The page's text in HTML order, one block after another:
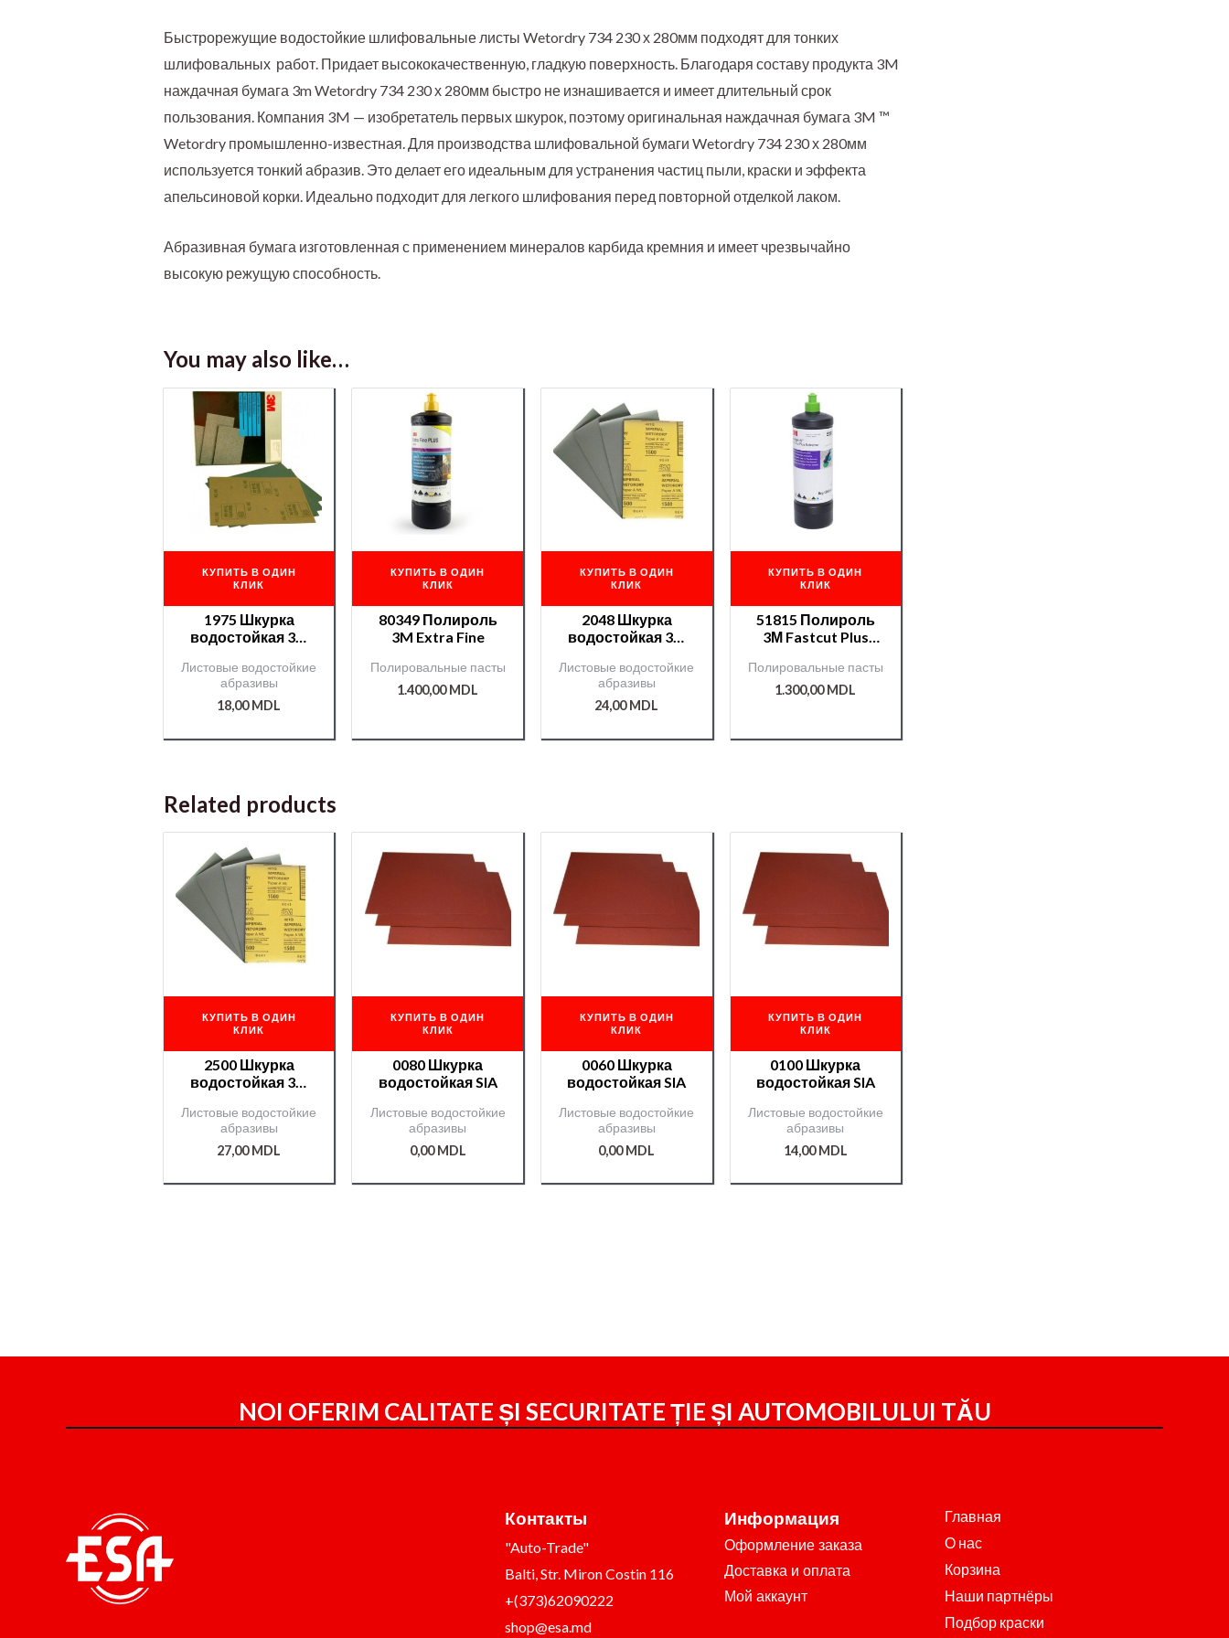
Быстрорежущие водостойкие шлифовальные листы Wetordry 734 230 х 280мм подходят для тонких
шлифовальных работ. Придает высококачественную, гладкую поверхность. Благодаря составу продукта 3M
наждачная бумага 3m Wetordry 734 230 х 280мм быстро не изнашивается и имеет длительный срок
пользования. Компания 3M — изобретатель первых шкурок, поэтому оригинальная наждачная бумага 3M ™
Wetordry промышленно-известная. Для производства шлифовальной бумаги Wetordry 734 230 х 280мм
используется тонкий абразив. Это делает его идеальным для устранения частиц пыли, краски и эффекта
апельсиновой корки. Идеально подходит для легкого шлифования перед повторной отделкой лаком.
Абразивная бумага изготовленная с применением минералов карбида кремния и имеет чрезвычайно
высокую режущую способность.
You may also like…
КУПИТЬ В ОДИН
КЛИК
1975 Шкурка
водостойкая 3М
Листовые водостойкие
абразивы
18,00MDL
КУПИТЬ В ОДИН
КЛИК
80349 Полироль
3M Extra Fine
Полировальные пасты
1.400,00MDL
КУПИТЬ В ОДИН
КЛИК
2048 Шкурка
водостойкая 3М
Листовые водостойкие
абразивы
24,00MDL
КУПИТЬ В ОДИН
КЛИК
51815 Полироль
3М Fastcut Plus
Полировальные пасты
1.300,00MDL
Related products
КУПИТЬ В ОДИН
КЛИК
2500 Шкурка
водостойкая 3М
Листовые водостойкие
абразивы
27,00MDL
КУПИТЬ В ОДИН
КЛИК
0080 Шкурка
водостойкая SIA
Листовые водостойкие
абразивы
0,00MDL
КУПИТЬ В ОДИН
КЛИК
0060 Шкурка
водостойкая SIA
Листовые водостойкие
абразивы
0,00MDL
КУПИТЬ В ОДИН
КЛИК
0100 Шкурка
водостойкая SIA
Листовые водостойкие
абразивы
14,00MDL
NOI OFERIM CALITATE ȘI SECURITATE ȚIE ȘI AUTOMOBILULUI TĂU
Контакты
"Auto-Trade"
Balti, Str. Miron Costin 116
+(373)62090222
shop@esa.md
Информация
Оформление заказа
Доставка и оплата
Мой аккаунт
Главная
О нас
Корзина
Наши партнёры
Подбор краски